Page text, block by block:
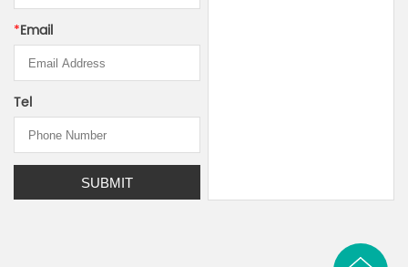
*Email
Tel